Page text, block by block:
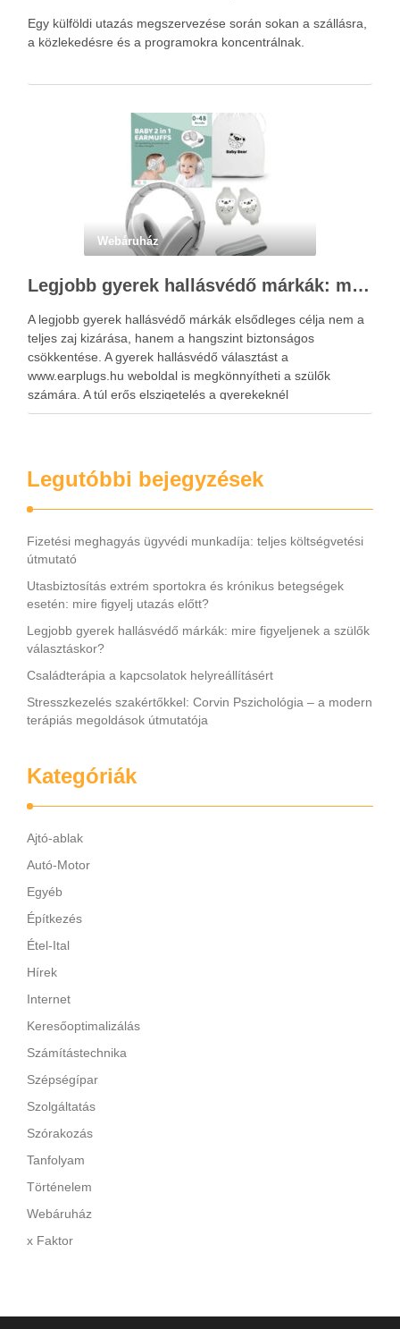
Egy külföldi utazás megszervezése során sokan a szállásra,
a közlekedésre és a programokra koncentrálnak.
Webáruház
Legjobb gyerek hallásvédő márkák: mire figyeljenek a szülők választáskor?
A legjobb gyerek hallásvédő márkák elsődleges célja nem a
teljes zaj kizárása, hanem a hangszint biztonságos
csökkentése. A gyerek hallásvédő választást a
www.earplugs.hu weboldal is megkönnyítheti a szülők
számára. A túl erős elszigetelés a gyerekeknél
kényelmetlenséget, félelmet vagy dezorientáltságot is
Legutóbbi bejegyzések
Fizetési meghagyás ügyvédi munkadíja: teljes költségvetési
útmutató
Utasbiztosítás extrém sportokra és krónikus betegségek
esetén: mire figyelj utazás előtt?
Legjobb gyerek hallásvédő márkák: mire figyeljenek a szülők
választáskor?
Családterápia a kapcsolatok helyreállításért
Stresszkezelés szakértőkkel: Corvin Pszichológia – a modern
terápiás megoldások útmutatója
Kategóriák
Ajtó-ablak
Autó-Motor
Egyéb
Építkezés
Étel-Ital
Hírek
Internet
Keresőoptimalizálás
Számítástechnika
Szépségípar
Szolgáltatás
Szórakozás
Tanfolyam
Történelem
Webáruház
x Faktor